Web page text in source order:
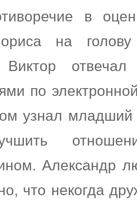
в
на
Виктор
по
узнал
Александр
что некогда